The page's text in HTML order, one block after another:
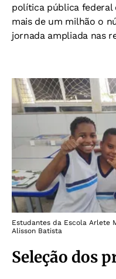
política pública federal
mais de um milhão o
jornada ampliada nas
Estudantes da Escola Arlete
Alisson Batista
Seleção dos